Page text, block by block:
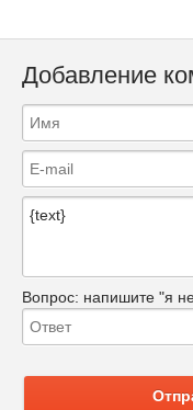
Добавление
Вопрос: напишите "я